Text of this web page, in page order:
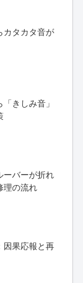
カタカタ音が
きしみ音」
ーバーが折れ
理の流れ
因果応報と再